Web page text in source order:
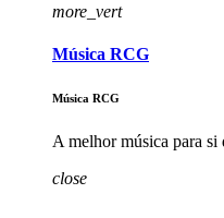
more_vert
Música RCG
Música RCG
A melhor música para si
close